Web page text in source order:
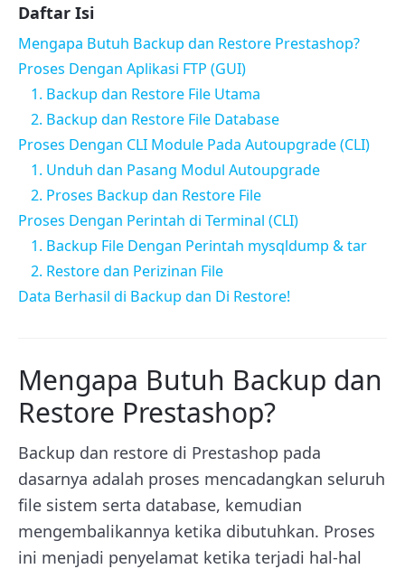
Daftar Isi
Mengapa Butuh Backup dan Restore Prestashop?
Proses Dengan Aplikasi FTP (GUI)
1. Backup dan Restore File Utama
2. Backup dan Restore File Database
Proses Dengan CLI Module Pada Autoupgrade (CLI)
1. Unduh dan Pasang Modul Autoupgrade
2. Proses Backup dan Restore File
Proses Dengan Perintah di Terminal (CLI)
1. Backup File Dengan Perintah mysqldump & tar
2. Restore dan Perizinan File
Data Berhasil di Backup dan Di Restore!
Mengapa Butuh Backup dan
Restore Prestashop?
Backup dan restore di Prestashop pada
dasarnya adalah proses mencadangkan seluruh
file sistem serta database, kemudian
mengembalikannya ketika dibutuhkan. Proses
ini menjadi penyelamat ketika terjadi hal-hal